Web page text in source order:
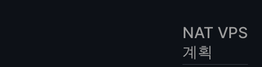
NAT VPS
계획